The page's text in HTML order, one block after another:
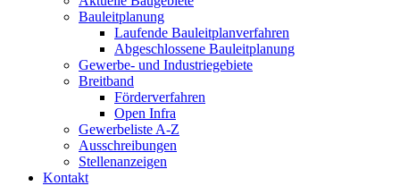
Bauleitplanung
Laufende Bauleitplanverfahren
Abgeschlossene Bauleitplanung
Gewerbe- und Industriegebiete
Breitband
Förderverfahren
Open Infra
Gewerbeliste A-Z
Ausschreibungen
Stellenanzeigen
Kontakt